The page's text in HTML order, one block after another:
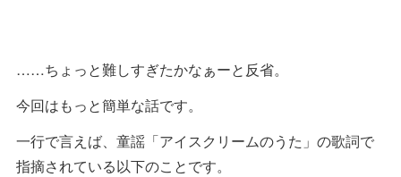
……ちょっと難しすぎたかなぁーと反省。
今回はもっと簡単な話です。
一行で言えば、童謡「アイスクリームのうた」の歌詞で
指摘されている以下のことです。